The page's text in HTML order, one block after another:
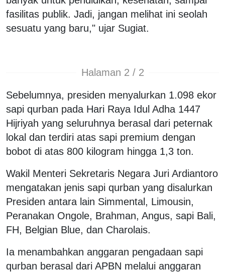
fasilitas publik. Jadi, jangan melihat ini seolah
sesuatu yang baru," ujar Sugiat.
Halaman 2 / 2
Sebelumnya, presiden menyalurkan 1.098 ekor
sapi qurban pada Hari Raya Idul Adha 1447
Hijriyah yang seluruhnya berasal dari peternak
lokal dan terdiri atas sapi premium dengan
bobot di atas 800 kilogram hingga 1,3 ton.
Wakil Menteri Sekretaris Negara Juri Ardiantoro
mengatakan jenis sapi qurban yang disalurkan
Presiden antara lain Simmental, Limousin,
Peranakan Ongole, Brahman, Angus, sapi Bali,
FH, Belgian Blue, dan Charolais.
Ia menambahkan anggaran pengadaan sapi
qurban berasal dari APBN melalui anggaran